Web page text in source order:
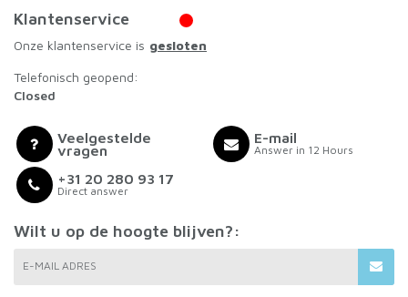
Klantenservice
Onze klantenservice is gesloten
Telefonisch geopend:
Closed
Veelgestelde
vragen
+31 20 280 93 17
Direct answer
E-mail
Answer in 12 Hours
Wilt u op de hoogte blijven?:
E-MAIL ADRES